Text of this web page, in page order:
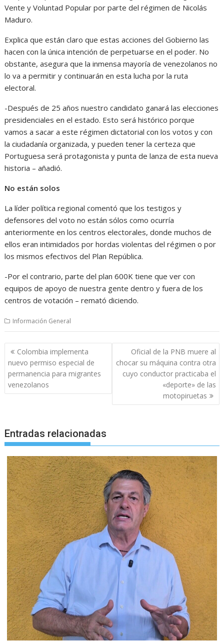
Vente y Voluntad Popular por parte del régimen de Nicolás
Maduro.
Explica que están claro que estas acciones del Gobierno las
hacen con la única intención de perpetuarse en el poder. No
obstante, asegura que la inmensa mayoría de venezolanos no
lo va a permitir y continuarán en esta lucha por la ruta
electoral.
-Después de 25 años nuestro candidato ganará las elecciones
presidenciales en el estado. Esto será histórico porque
vamos a sacar a este régimen dictatorial con los votos y con
la ciudadanía organizada, y pueden tener la certeza que
Portuguesa será protagonista y punta de lanza de esta nueva
historia – añadió.
No están solos
La líder política regional comentó que los testigos y
defensores del voto no están sólos como ocurría
anteriormente en los centros electorales, donde muchos de
ellos eran intimidados por hordas violentas del régimen o por
los mismos efectivos del Plan República.
-Por el contrario, parte del plan 600K tiene que ver con
equipos de apoyo de nuestra gente dentro y fuera de los
centros de votación – remató diciendo.
Información General
Navegación
de
entradas
Colombia implementa
nuevo permiso especial de
permanencia para migrantes
venezolanos
Oficial de la PNB muere al
chocar su máquina contra otra
cuyo conductor practicaba el
«deporte» de las
motopiruetas
Entradas relacionadas